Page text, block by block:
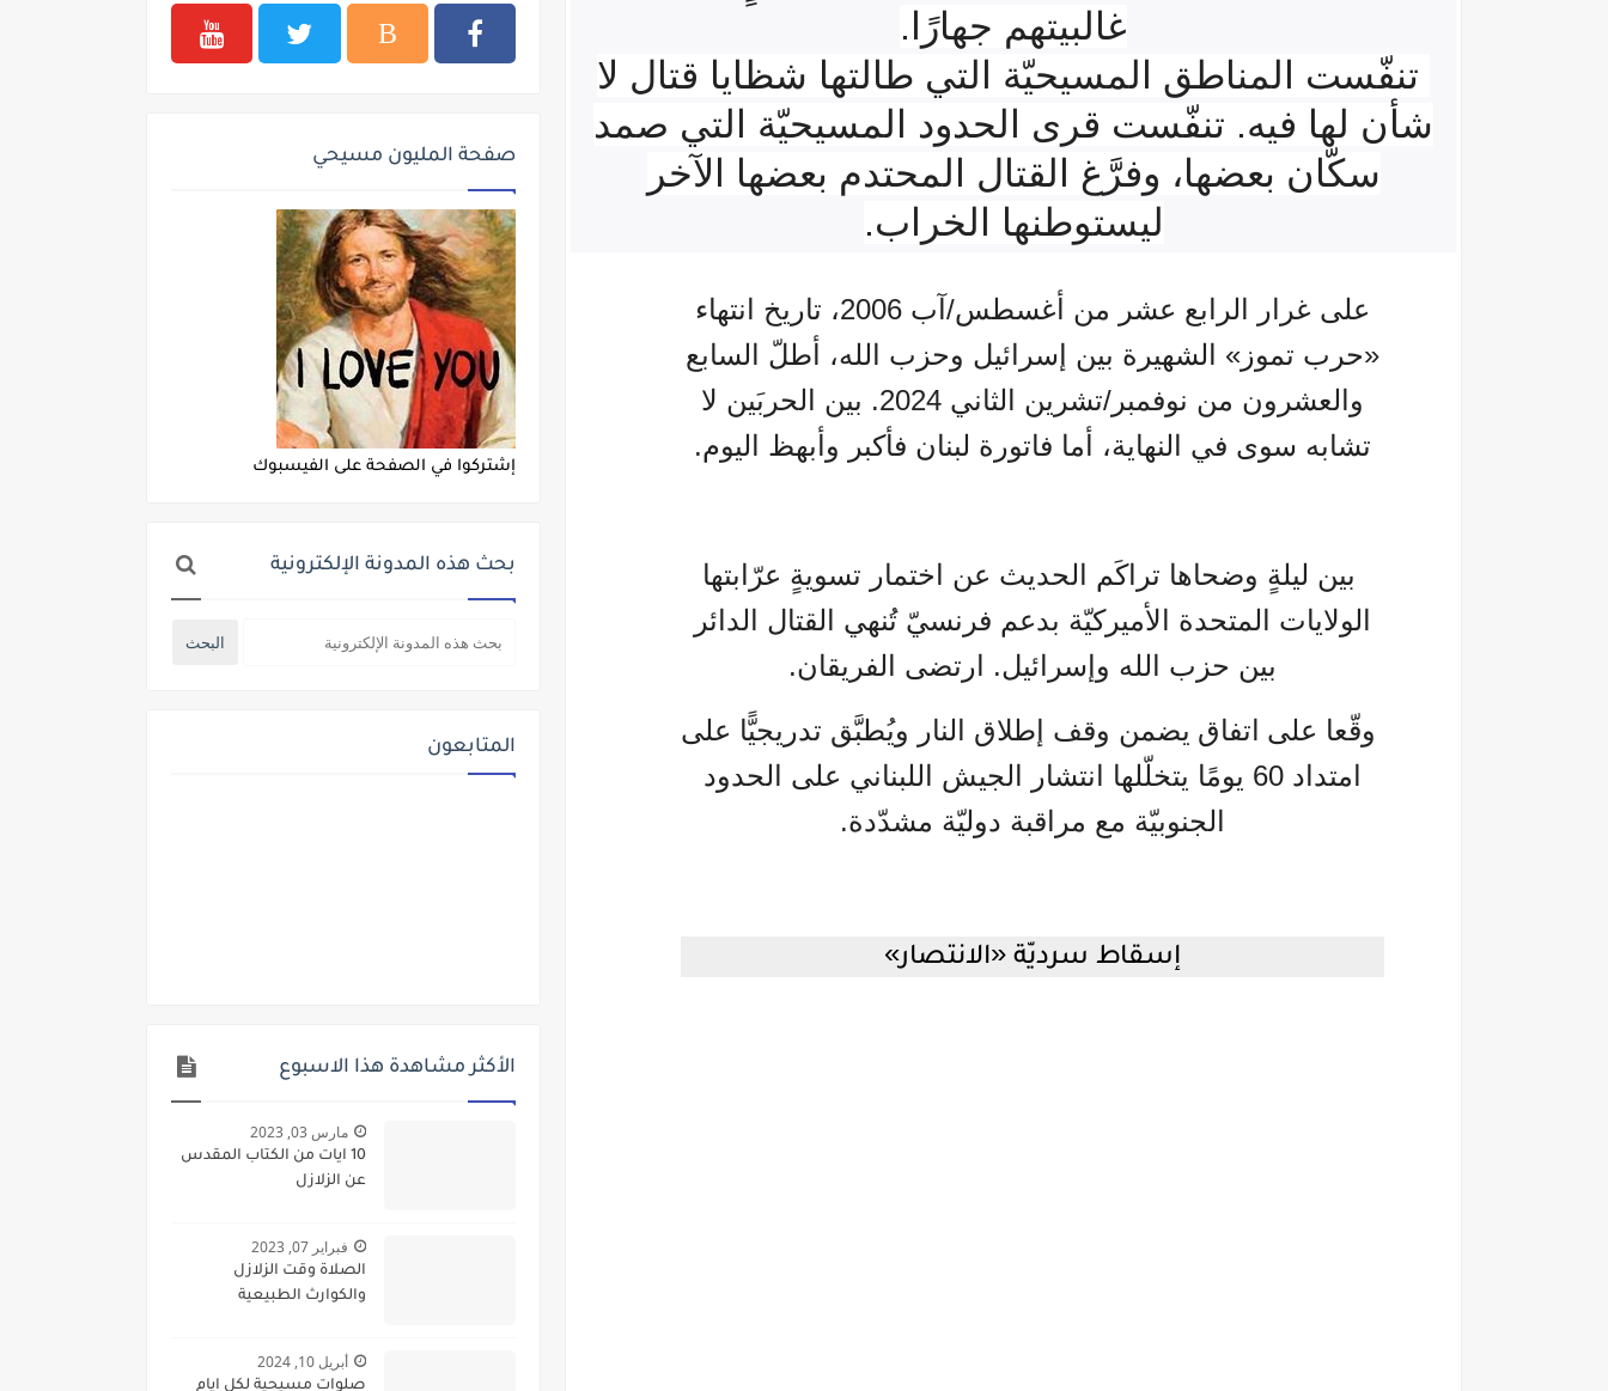
غالبيتهم جهارًا.
تنفّست المناطق المسيحيّة التي طالتها شظايا قتال لا
شأن لها فيه. تنفّست قرى الحدود المسيحيّة التي صمد
سكّان بعضها، وفرَّغ القتال المحتدم بعضها الآخر
ليستوطنها الخراب.
على غرار الرابع عشر من أغسطس/آب 2006، تاريخ انتهاء
«حرب تموز» الشهيرة بين إسرائيل وحزب الله، أطلّ السابع
والعشرون من نوفمبر/تشرين الثاني 2024. بين الحربَين لا
تشابه سوى في النهاية، أما فاتورة لبنان فأكبر وأبهظ اليوم.
بين ليلةٍ وضحاها تراكَم الحديث عن اختمار تسويةٍ عرّابتها
الولايات المتحدة الأميركيّة بدعم فرنسيّ تُنهي القتال الدائر
بين حزب الله وإسرائيل. ارتضى الفريقان.
وقّعا على اتفاق يضمن وقف إطلاق النار ويُطبَّق تدريجيًّا على
امتداد 60 يومًا يتخلّلها انتشار الجيش اللبناني على الحدود
الجنوبيّة مع مراقبة دوليّة مشدّدة.
إسقاط سرديّة «الانتصار»
صفحة المليون مسيحي
إشتركوا في الصفحة على الفيسبوك
بحث هذه المدونة الإلكترونية
المتابعون
الأكثر مشاهدة هذا الاسبوع
مارس 03, 2023
10 ايات من الكتاب المقدس
عن الزلازل
فبراير 07, 2023
الصلاة وقت الزلازل
والكوارث الطبيعية
أبريل 10, 2024
صلوات مسيحية لكل ايام